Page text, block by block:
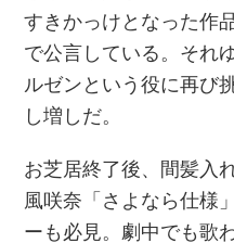
すきかっけとなった作
で公言している。それ
ルゼンという役に再び
し増しだ。
お芝居終了後、間髪入
風咲奈「さよなら仕様
ーも必見。劇中でも歌